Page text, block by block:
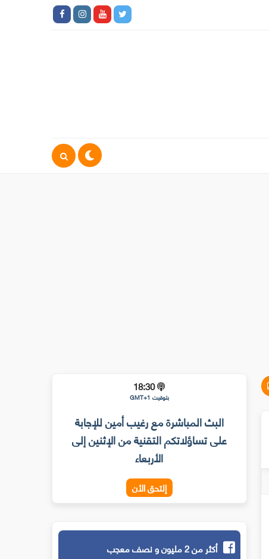
18:30
بتوقيت GMT+1
البث المباشرة مع رغيب أمين للإجابة
على تساؤلاتكم التقنية من الإثنين إلى
الأربعاء
إلتحق الأن
أكثر من 2 مليون و نصف معجب